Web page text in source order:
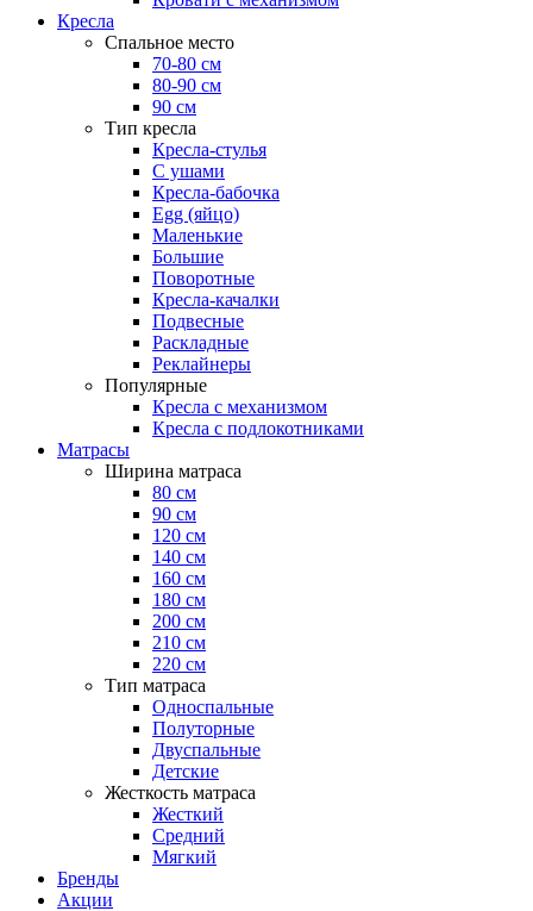
Кресла
Спальное место
70-80 см
80-90 см
90 см
Тип кресла
Кресла-стулья
С ушами
Кресла-бабочка
Egg (яйцо)
Маленькие
Большие
Поворотные
Кресла-качалки
Подвесные
Раскладные
Реклайнеры
Популярные
Кресла с механизмом
Кресла с подлокотниками
Матрасы
Ширина матраса
80 см
90 см
120 см
140 см
160 см
180 см
200 см
210 см
220 см
Тип матраса
Односпальные
Полуторные
Двуспальные
Детские
Жесткость матраса
Жесткий
Средний
Мягкий
Бренды
Акции